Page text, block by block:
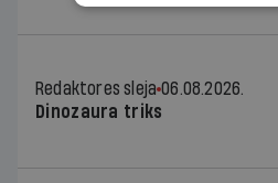
Redaktores sleja 06.08.2026.
Dinozaura triks